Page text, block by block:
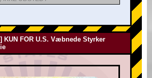
KUN FOR U.S. Væbnede Styrker